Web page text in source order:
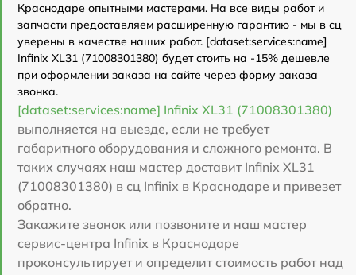
Краснодаре опытными мастерами. На все виды работ и
запчасти предоставляем расширенную гарантию - мы в сц
уверены в качестве наших работ. [dataset:services:name]
Infinix XL31 (71008301380) будет стоить на -15% дешевле
при оформлении заказа на сайте через форму заказа
звонка.
[dataset:services:name] Infinix XL31 (71008301380)
выполняется на выезде, если не требует
габаритного оборудования и сложного ремонта. В
таких случаях наш мастер доставит Infinix XL31
(71008301380) в сц Infinix в Краснодаре и привезет
обратно.
Закажите звонок или позвоните и наш мастер
сервис-центра Infinix в Краснодаре
проконсультирует и определит стоимость работ над